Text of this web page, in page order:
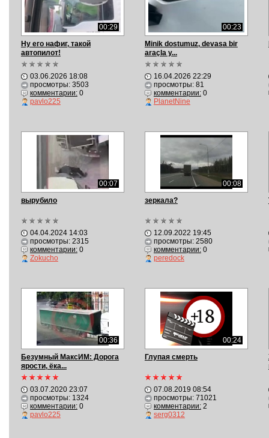
00:29
Ну его нафиг, такой
автопилот!
03.06.2026 18:08
просмотры: 3503
комментарии:0
pavlo225
00:23
Minik dostumuz, devasa bir
araçla y...
16.04.2026 22:29
просмотры: 81
комментарии:0
PlanetNine
00:07
вырубило
04.04.2024 14:03
просмотры: 2315
комментарии:0
Zokucho
00:08
зеркала?
12.09.2022 19:45
просмотры: 2580
комментарии:0
peredock
00:36
Безумный МаксИМ: Дорога
ярости, ёка...
03.07.2020 23:07
просмотры: 1324
комментарии:0
pavlo225
00:24
Глупая смерть
07.08.2019 08:54
просмотры: 71021
комментарии:2
serg0312